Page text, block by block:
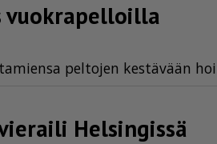
vuokra­pel­loilla
pel­to­jen kes­tä­vään
Helsingissä